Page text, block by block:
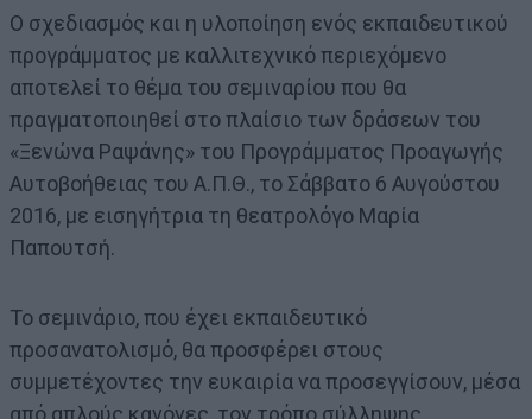
Ο σχεδιασμός και η υλοποίηση ενός εκπαιδευτικού
προγράμματος με καλλιτεχνικό περιεχόμενο
αποτελεί το θέμα του σεμιναρίου που θα
πραγματοποιηθεί στο πλαίσιο των δράσεων του
«Ξενώνα Ραψάνης» του Προγράμματος Προαγωγής
Αυτοβοήθειας του Α.Π.Θ., το Σάββατο 6 Αυγούστου
2016, με εισηγήτρια τη θεατρολόγο Μαρία
Παπουτσή.
Το σεμινάριο, που έχει εκπαιδευτικό
προσανατολισμό, θα προσφέρει στους
συμμετέχοντες την ευκαιρία να προσεγγίσουν, μέσα
από απλούς κανόνες, τον τρόπο σύλληψης,